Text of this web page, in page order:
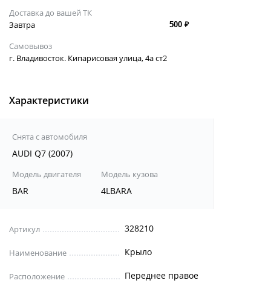
Доставка до вашей ТК
Завтра
500 ₽
Самовывоз
г. Владивосток. Кипарисовая улица, 4а ст2
Характеристики
Снята с автомобиля
AUDI Q7 (2007)
Модель двигателя
BAR
Модель кузова
4LBARA
Артикул 328210
Наименование Крыло
Расположение Переднее правое